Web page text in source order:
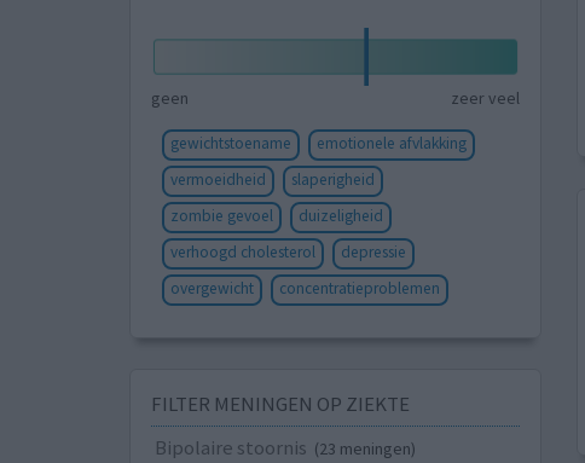
geen zeer veel
gewichtstoename
emotionele afvlakking
vermoeidheid
slaperigheid
zombie gevoel
duizeligheid
verhoogd cholesterol
depressie
overgewicht
concentratieproblemen
FILTER MENINGEN OP ZIEKTE
Bipolaire stoornis (23 meningen)